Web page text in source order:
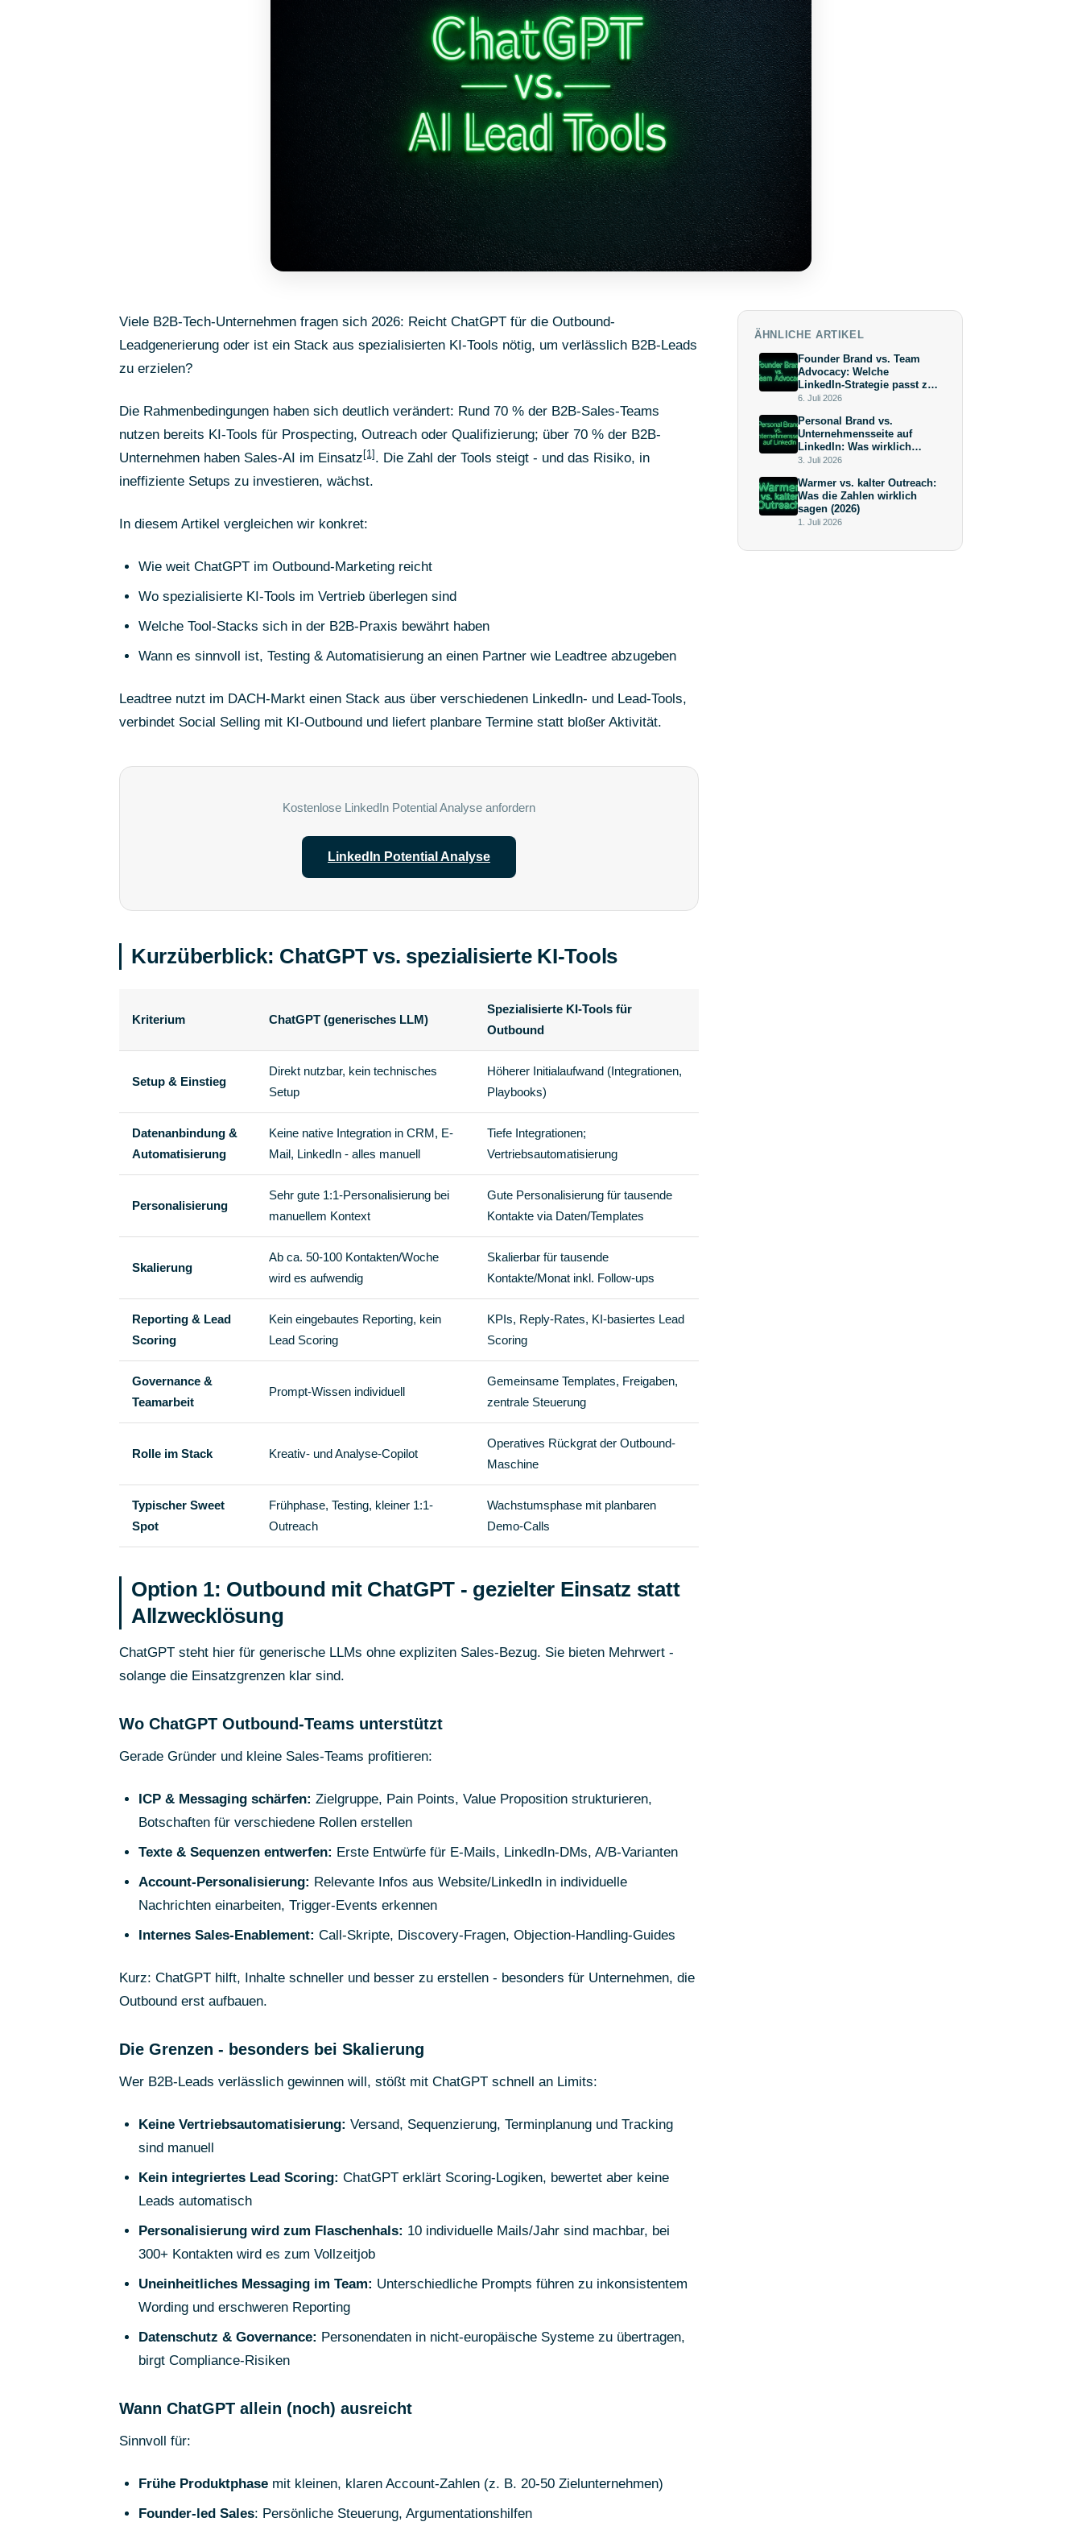
Viele B2B-Tech-Unternehmen fragen sich 2026: Reicht ChatGPT für die Outbound-
Leadgenerierung oder ist ein Stack aus spezialisierten KI-Tools nötig, um verlässlich B2B-Leads
zu erzielen?
Die Rahmenbedingungen haben sich deutlich verändert: Rund 70 % der B2B-Sales-Teams
nutzen bereits KI-Tools für Prospecting, Outreach oder Qualifizierung; über 70 % der B2B-
Unternehmen haben Sales-AI im Einsatz[1]. Die Zahl der Tools steigt - und das Risiko, in
ineffiziente Setups zu investieren, wächst.
In diesem Artikel vergleichen wir konkret:
Wie weit ChatGPT im Outbound-Marketing reicht
Wo spezialisierte KI-Tools im Vertrieb überlegen sind
Welche Tool-Stacks sich in der B2B-Praxis bewährt haben
Wann es sinnvoll ist, Testing & Automatisierung an einen Partner wie Leadtree abzugeben
Leadtree nutzt im DACH-Markt einen Stack aus über verschiedenen LinkedIn- und Lead-Tools,
verbindet Social Selling mit KI-Outbound und liefert planbare Termine statt bloßer Aktivität.
Kostenlose LinkedIn Potential Analyse anfordern
LinkedIn Potential Analyse
Kurzüberblick: ChatGPT vs. spezialisierte KI-Tools
Kriterium ChatGPT (generisches LLM)
Spezialisierte KI-Tools für
Outbound
Setup & Einstieg
Direkt nutzbar, kein technisches
Setup
Höherer Initialaufwand (Integrationen,
Playbooks)
Datenanbindung &
Automatisierung
Keine native Integration in CRM, E-
Mail, LinkedIn - alles manuell
Tiefe Integrationen;
Vertriebsautomatisierung
Personalisierung
Sehr gute 1:1-Personalisierung bei
manuellem Kontext
Gute Personalisierung für tausende
Kontakte via Daten/Templates
Skalierung
Ab ca. 50-100 Kontakten/Woche
wird es aufwendig
Skalierbar für tausende
Kontakte/Monat inkl. Follow-ups
Reporting & Lead
Scoring
Kein eingebautes Reporting, kein
Lead Scoring
KPIs, Reply-Rates, KI-basiertes Lead
Scoring
Governance &
Teamarbeit
Prompt-Wissen individuell
Gemeinsame Templates, Freigaben,
zentrale Steuerung
Rolle im Stack Kreativ- und Analyse-Copilot
Operatives Rückgrat der Outbound-
Maschine
Typischer Sweet
Spot
Frühphase, Testing, kleiner 1:1-
Outreach
Wachstumsphase mit planbaren
Demo-Calls
Option 1: Outbound mit ChatGPT - gezielter Einsatz statt
Allzwecklösung
ChatGPT steht hier für generische LLMs ohne expliziten Sales-Bezug. Sie bieten Mehrwert -
solange die Einsatzgrenzen klar sind.
Wo ChatGPT Outbound-Teams unterstützt
Gerade Gründer und kleine Sales-Teams profitieren:
ICP & Messaging schärfen: Zielgruppe, Pain Points, Value Proposition strukturieren,
Botschaften für verschiedene Rollen erstellen
Texte & Sequenzen entwerfen: Erste Entwürfe für E-Mails, LinkedIn-DMs, A/B-Varianten
Account-Personalisierung: Relevante Infos aus Website/LinkedIn in individuelle
Nachrichten einarbeiten, Trigger-Events erkennen
Internes Sales-Enablement: Call-Skripte, Discovery-Fragen, Objection-Handling-Guides
Kurz: ChatGPT hilft, Inhalte schneller und besser zu erstellen - besonders für Unternehmen, die
Outbound erst aufbauen.
Die Grenzen - besonders bei Skalierung
Wer B2B-Leads verlässlich gewinnen will, stößt mit ChatGPT schnell an Limits:
Keine Vertriebsautomatisierung: Versand, Sequenzierung, Terminplanung und Tracking
sind manuell
Kein integriertes Lead Scoring: ChatGPT erklärt Scoring-Logiken, bewertet aber keine
Leads automatisch
Personalisierung wird zum Flaschenhals: 10 individuelle Mails/Jahr sind machbar, bei
300+ Kontakten wird es zum Vollzeitjob
Uneinheitliches Messaging im Team: Unterschiedliche Prompts führen zu inkonsistentem
Wording und erschweren Reporting
Datenschutz & Governance: Personendaten in nicht-europäische Systeme zu übertragen,
birgt Compliance-Risiken
Wann ChatGPT allein (noch) ausreicht
Sinnvoll für:
Frühe Produktphase mit kleinen, klaren Account-Zahlen (z. B. 20-50 Zielunternehmen)
Founder-led Sales: Persönliche Steuerung, Argumentationshilfen
ÄHNLICHE ARTIKEL
Founder Brand vs. Team
Advocacy: Welche
LinkedIn-Strategie passt zu
deiner Wachstumsphase?
6. Juli 2026
Personal Brand vs.
Unternehmensseite auf
LinkedIn: Was wirklich
mehr bringt (und warum die
Überraschung ist)
3. Juli 2026
Warmer vs. kalter Outreach:
Was die Zahlen wirklich
sagen (2026)
1. Juli 2026